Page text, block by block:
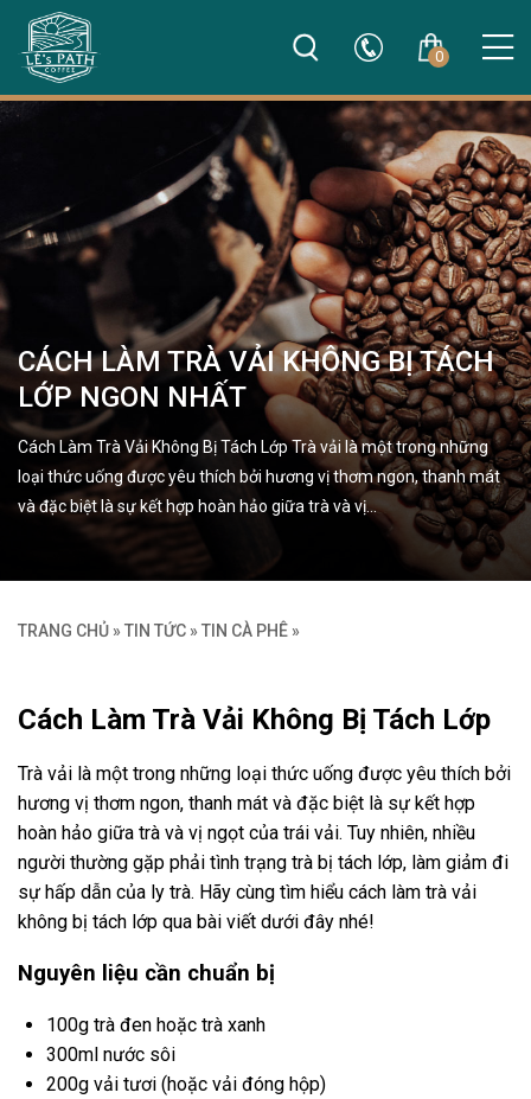
0
CÁCH LÀM TRÀ VẢI KHÔNG BỊ TÁCH
LỚP NGON NHẤT
Cách Làm Trà Vải Không Bị Tách Lớp Trà vải là một trong những
loại thức uống được yêu thích bởi hương vị thơm ngon, thanh mát
và đặc biệt là sự kết hợp hoàn hảo giữa trà và vị…
TRANG CHỦ » TIN TỨC » TIN CÀ PHÊ »
Cách Làm Trà Vải Không Bị Tách Lớp
Trà vải là một trong những loại thức uống được yêu thích bởi
hương vị thơm ngon, thanh mát và đặc biệt là sự kết hợp
hoàn hảo giữa trà và vị ngọt của trái vải. Tuy nhiên, nhiều
người thường gặp phải tình trạng trà bị tách lớp, làm giảm đi
sự hấp dẫn của ly trà. Hãy cùng tìm hiểu cách làm trà vải
không bị tách lớp qua bài viết dưới đây nhé!
Nguyên liệu cần chuẩn bị
100g trà đen hoặc trà xanh
300ml nước sôi
200g vải tươi (hoặc vải đóng hộp)